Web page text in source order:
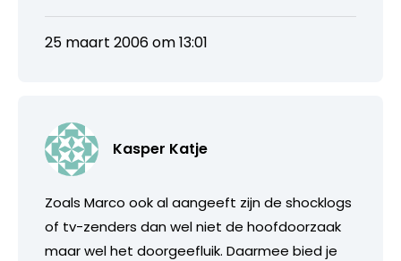
25 maart 2006 om 13:01
Kasper Katje
Zoals Marco ook al aangeeft zijn de shocklogs
of tv-zenders dan wel niet de hoofdoorzaak
maar wel het doorgeefluik. Daarmee bied je